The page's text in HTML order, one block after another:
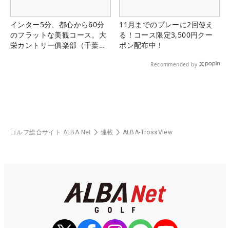
インター5分、都心から60分
のフラットな美観コース。大
栄カントリー俱楽部（千葉
11月までのプレーに2回使え
る！コース限定3,500円クー
ポン配布中！
Recommended by
ゴルフ総合サイト ALBA Net 連載 ALBA-TrossView